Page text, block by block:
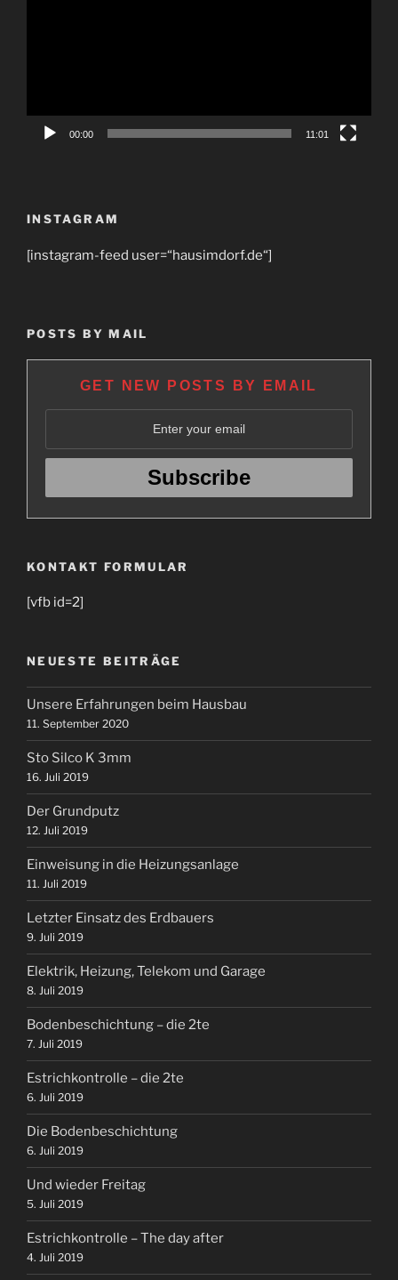
00:00 11:01
INSTAGRAM
[instagram-feed user=“hausimdorf.de“]
POSTS BY MAIL
GET NEW POSTS BY EMAIL
KONTAKT FORMULAR
[vfb id=2]
NEUESTE BEITRÄGE
Unsere Erfahrungen beim Hausbau
11. September 2020
Sto Silco K 3mm
16. Juli 2019
Der Grundputz
12. Juli 2019
Einweisung in die Heizungsanlage
11. Juli 2019
Letzter Einsatz des Erdbauers
9. Juli 2019
Elektrik, Heizung, Telekom und Garage
8. Juli 2019
Bodenbeschichtung – die 2te
7. Juli 2019
Estrichkontrolle – die 2te
6. Juli 2019
Die Bodenbeschichtung
6. Juli 2019
Und wieder Freitag
5. Juli 2019
Estrichkontrolle – The day after
4. Juli 2019